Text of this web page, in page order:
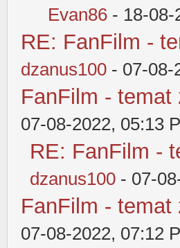
Evan86 - 18-08-
RE: FanFilm -
dzanus100 - 07-08-
FanFilm - temat
07-08-2022, 05:13
RE: FanFilm -
dzanus100 - 07-
FanFilm - temat
07-08-2022, 07:12